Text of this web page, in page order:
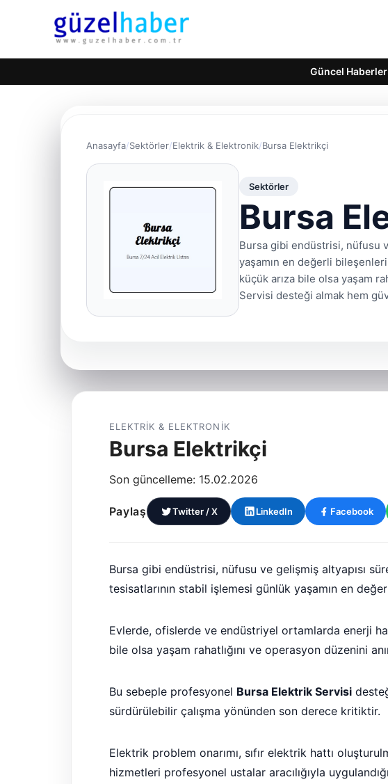
Güncel Haberler
Anasayfa Sektörler Elektrik & Elektronik Bursa Elektrikçi
Sektörler
Bursa
Bursa gibi endüstrisi, nüfusu
yaşamın en değerli
küçük arıza bile olsa yaşam
Servisi desteği almak hem
ELEKTRIK & ELEKTRONIK
Bursa Elektrikçi
Son güncelleme: 15.02.2026
Paylaş Twitter / X LinkedIn Facebook
Bursa gibi endüstrisi, nüfusu ve gelişmiş altyapısı
tesisatlarının stabil işlemesi günlük yaşamın en
Evlerde, ofislerde ve endüstriyel ortamlarda enerji
bile olsa yaşam rahatlığını ve operasyon düzenini
Bu sebeple profesyonel Bursa Elektrik Servisi
sürdürülebilir çalışma yönünden son derece kritiktir.
Elektrik problem onarımı, sıfır elektrik hattı
hizmetleri profesyonel ustalar aracılığıyla